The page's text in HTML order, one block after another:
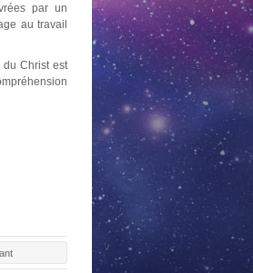
NEUVAINE NOIRE
5,20 €
par un
au travail
Christ est